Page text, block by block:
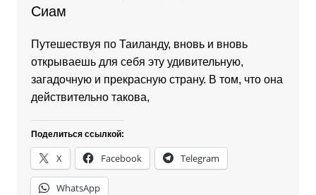
Сиам
Путешествуя по Таиланду, вновь и вновь
открываешь для себя эту удивительную,
загадочную и прекрасную страну. В том, что она
действительно такова,
Поделиться ссылкой:
X Facebook Telegram
WhatsApp